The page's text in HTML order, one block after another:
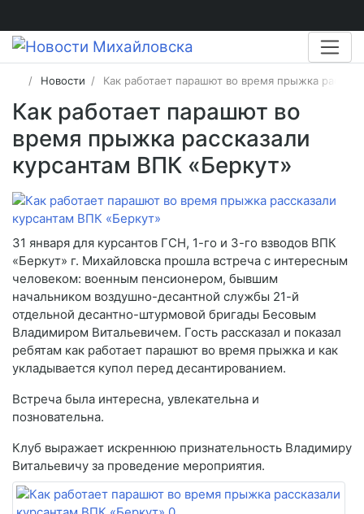
Новости Как работает парашют во время прыжка
Как работает парашют во
время прыжка рассказали
курсантам ВПК «Беркут»
31 января для курсантов ГСН, 1-го и 3-го взводов ВПК
«Беркут» г. Михайловска прошла встреча с интересным
человеком: военным пенсионером, бывшим
начальником воздушно-десантной службы 21-й
отдельной десантно-штурмовой бригады Бесовым
Владимиром Витальевичем. Гость рассказал и показал
ребятам как работает парашют во время прыжка и как
укладывается купол перед десантированием.
Встреча была интересна, увлекательна и
позновательна.
Клуб выражает искреннюю признательность Владимиру
Витальевичу за проведение мероприятия.